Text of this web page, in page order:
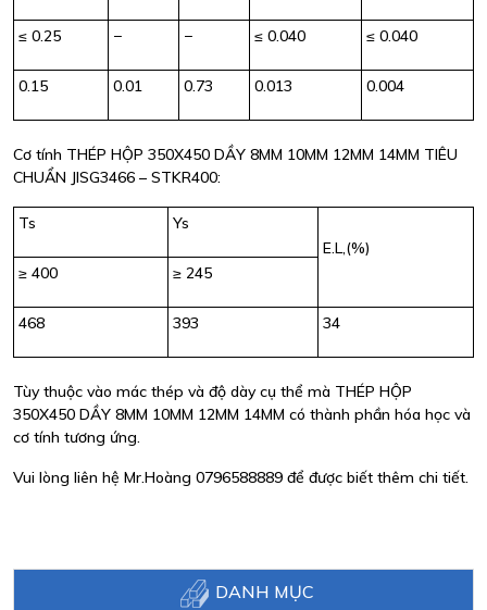
≤ 0.25 − − ≤ 0.040 ≤ 0.040
0.15 0.01 0.73 0.013 0.004
Cơ tính THÉP HỘP 350X450 DẦY 8MM 10MM 12MM 14MM TIÊU
CHUẨN JISG3466 – STKR400:
Ts
Ys
E.L,(%)
≥ 400
≥ 245
468 393 34
Tùy thuộc vào mác thép và độ dày cụ thể mà THÉP HỘP
350X450 DẦY 8MM 10MM 12MM 14MM có thành phần hóa học và
cơ tính tương ứng.
Vui lòng liên hệ Mr.Hoàng 0796588889 để được biết thêm chi tiết.
DANH MỤC